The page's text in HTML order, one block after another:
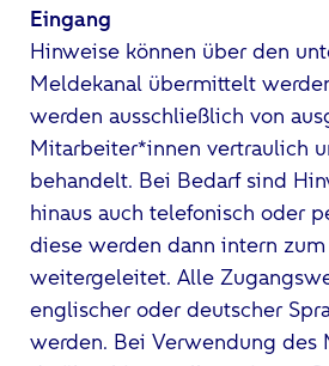
Eingang
Hinweise können über den
Meldekanal übermittelt
werden ausschließlich von
Mitarbeiter*innen vertraulich
behandelt. Bei Bedarf sind
hinaus auch telefonisch oder
diese werden dann intern
weitergeleitet. Alle
englischer oder deutscher
werden. Bei Verwendung des